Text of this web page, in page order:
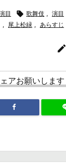
目  歌舞伎 , 演目
,
尾上松緑 , あらすじ

アお願いします